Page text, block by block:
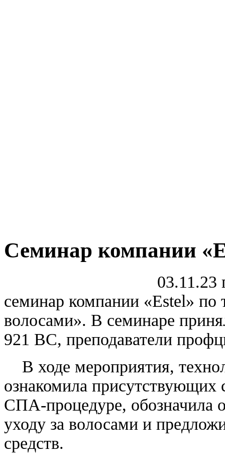
Семинар компании
03.11.23
семинар компании «Estel» по
волосами». В семинаре
921 ВС, преподаватели
В ходе мероприятия,
ознакомила
СПА-процедуре, обозначила
уходу за волосами и
средств.